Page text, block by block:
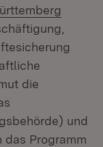
die
und
das Programm